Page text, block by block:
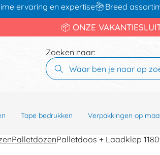
ervaring en expertise Breed
📦 ONZE
Zoeken naar:
Tape bedrukken Verpakkingen op
PalletdozenPalletdoos + Laadklep